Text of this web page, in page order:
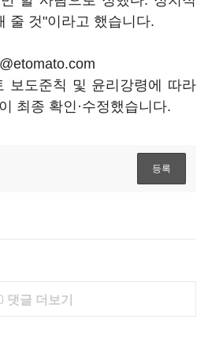
줄 것"이라고 했습니다.
보도준칙 및 윤리강령에 따라
최종 확인·수정했습니다.
댓글 더보기